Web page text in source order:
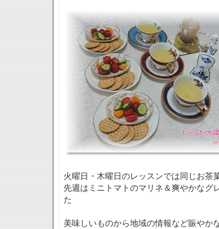
火曜日・木曜日のレッスンでは同じお茶
先週はミニトマトのマリネ＆爽やかなグ
た
美味しいものから地域の情報など賑やか